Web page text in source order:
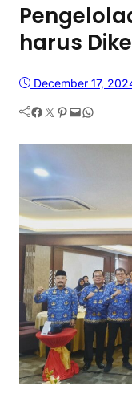
harus
December 17,
Facebook Twitter Pinterest Mail WhatsApp